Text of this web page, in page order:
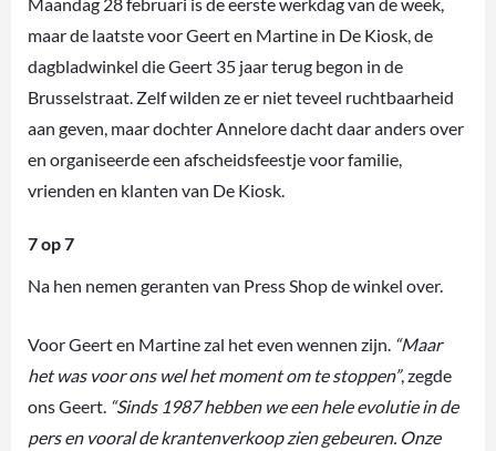
maar de laatste voor Geert en Martine in De Kiosk, de
dagbladwinkel die Geert 35 jaar terug begon in de
Brusselstraat. Zelf wilden ze er niet teveel ruchtbaarheid
aan geven, maar dochter Annelore dacht daar anders over
en organiseerde een afscheidsfeestje voor familie,
vrienden en klanten van De Kiosk.
7 op 7
Na hen nemen geranten van Press Shop de winkel over.
Voor Geert en Martine zal het even wennen zijn. “Maar
het was voor ons wel het moment om te stoppen”, zegde
ons Geert. “Sinds 1987 hebben we een hele evolutie in de
pers en vooral de krantenverkoop zien gebeuren. Onze